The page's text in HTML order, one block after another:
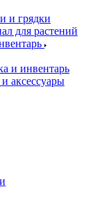
и грядки
для растений
и инвентарь
аксессуары